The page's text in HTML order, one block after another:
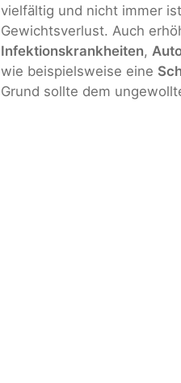
vielfältig und nicht immer
Gewichtsverlust. Auch
Infektionskrankheiten,
wie beispielsweise eine
Grund sollte dem